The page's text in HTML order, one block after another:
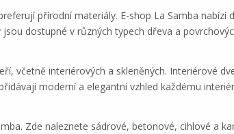
přírodní materiály. E-shop La Samba
dostupné v různých typech dřeva a
včetně interiérových a skleněných. Interiérové
moderní a elegantní vzhled každému
Zde naleznete sádrové, betonové, cihlové a